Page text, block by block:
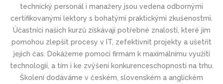
technický personál i manažery jsou vedena odbornými
certifikovanými lektory s bohatými praktickými zkušenostmi.
Účastníci našich kurzů získávají potřebné znalosti, které jím
pomohou zlepšit procesy v IT, zefektivnit projekty a ušetřit
jejich čas. Dokážeme pomoci firmám k maximálnímu využití
technologií, a tím i ke zvýšení konkurenceschop­nosti na trhu.
Školení dodáváme v českém, slovenském a anglickém